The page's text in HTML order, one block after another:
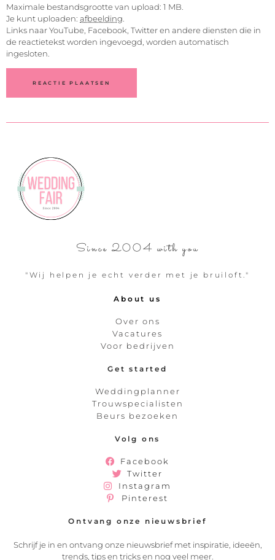
Maximale bestandsgrootte van upload: 1 MB.
Je kunt uploaden: afbeelding
Links naar YouTube, Facebook, Twitter en andere diensten die in
de reactietekst worden ingevoegd, worden automatisch
ingesloten.
Since 2004 with you
"Wij helpen je echt verder met je bruiloft."
About us
Over ons
Vacatures
Voor bedrijven
Get started
Weddingplanner
Trouwspecialisten
Beurs bezoeken
Volg ons
Facebook
Twitter
Instagram
Pinterest
Ontvang onze nieuwsbrief
Schrijf je in en ontvang onze nieuwsbrief met inspiratie, ideeën,
trends, tips en tricks en nog veel meer.